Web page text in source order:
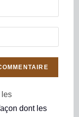
les
dont les